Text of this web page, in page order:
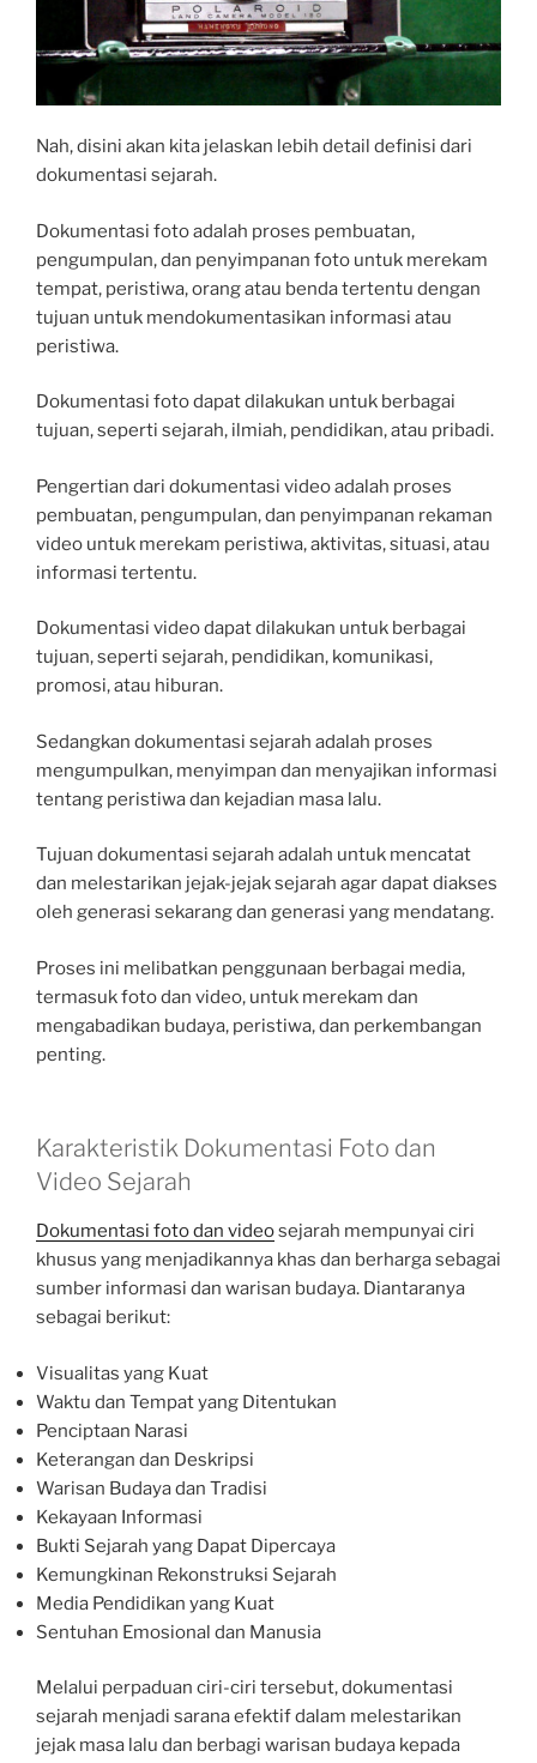
Nah, disini akan kita jelaskan lebih detail definisi dari
dokumentasi sejarah.
Dokumentasi foto adalah proses pembuatan,
pengumpulan, dan penyimpanan foto untuk merekam
tempat, peristiwa, orang atau benda tertentu dengan
tujuan untuk mendokumentasikan informasi atau
peristiwa.
Dokumentasi foto dapat dilakukan untuk berbagai
tujuan, seperti sejarah, ilmiah, pendidikan, atau pribadi.
Pengertian dari dokumentasi video adalah proses
pembuatan, pengumpulan, dan penyimpanan rekaman
video untuk merekam peristiwa, aktivitas, situasi, atau
informasi tertentu.
Dokumentasi video dapat dilakukan untuk berbagai
tujuan, seperti sejarah, pendidikan, komunikasi,
promosi, atau hiburan.
Sedangkan dokumentasi sejarah adalah proses
mengumpulkan, menyimpan dan menyajikan informasi
tentang peristiwa dan kejadian masa lalu.
Tujuan dokumentasi sejarah adalah untuk mencatat
dan melestarikan jejak-jejak sejarah agar dapat diakses
oleh generasi sekarang dan generasi yang mendatang.
Proses ini melibatkan penggunaan berbagai media,
termasuk foto dan video, untuk merekam dan
mengabadikan budaya, peristiwa, dan perkembangan
penting.
Karakteristik Dokumentasi Foto dan
Video Sejarah
Dokumentasi foto dan videosejarah mempunyai ciri
khusus yang menjadikannya khas dan berharga sebagai
sumber informasi dan warisan budaya. Diantaranya
sebagai berikut:
Visualitas yang Kuat
Waktu dan Tempat yang Ditentukan
Penciptaan Narasi
Keterangan dan Deskripsi
Warisan Budaya dan Tradisi
Kekayaan Informasi
Bukti Sejarah yang Dapat Dipercaya
Kemungkinan Rekonstruksi Sejarah
Media Pendidikan yang Kuat
Sentuhan Emosional dan Manusia
Melalui perpaduan ciri-ciri tersebut, dokumentasi
sejarah menjadi sarana efektif dalam melestarikan
jejak masa lalu dan berbagi warisan budaya kepada